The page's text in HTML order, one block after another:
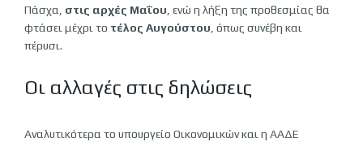
Πάσχα, στις αρχές Μαΐου, ενώ η λήξη της προθεσμίας θα
φτάσει μέχρι το τέλος Αυγούστου, όπως συνέβη και
πέρυσι.
Οι αλλαγές στις δηλώσεις
Αναλυτικότερα το υπουργείο Οικονομικών και η ΑΑΔΕ